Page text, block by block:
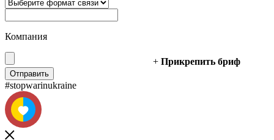
Компания
+ Прикрепить бриф
#stopwarinukraine